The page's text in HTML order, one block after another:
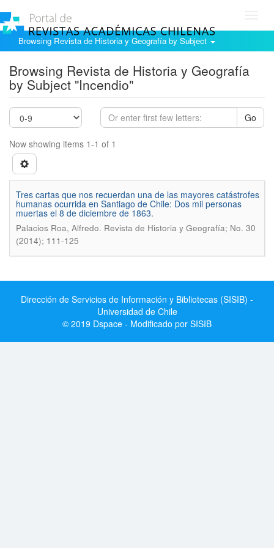
Browsing Revista de Historia y Geografía by Subject
Browsing Revista de Historia y Geografía
by Subject "Incendio"
Go
Now showing items 1-1 of 1
Tres cartas que nos recuerdan una de las mayores catástrofes
humanas ocurrida en Santiago de Chile: Dos mil personas
muertas el 8 de diciembre de 1863.
Palacios Roa, Alfredo. Revista de Historia y Geografí­a; No. 30
(2014); 111-125
Dirección de Servicios de Información y Bibliotecas (SISIB) -
Universidad de Chile
© 2019 Dspace - Modificado por SISIB